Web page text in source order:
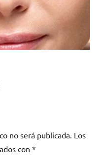
no será publicada. Los
con *